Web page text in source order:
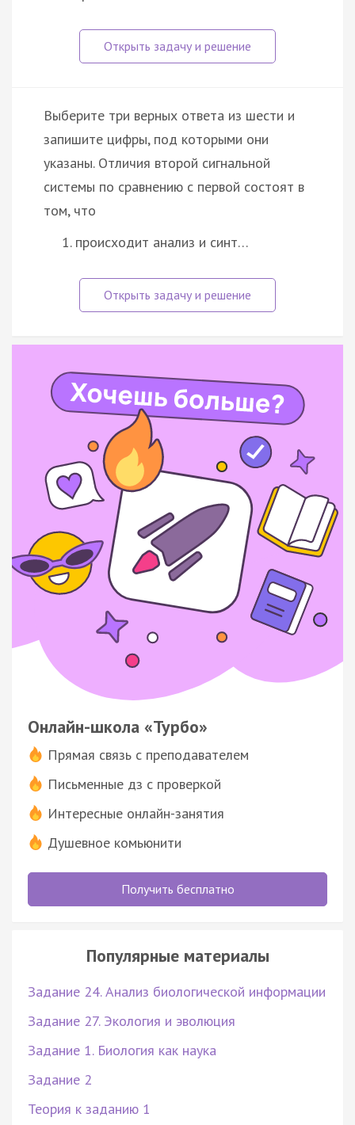
Выберите три верных ответа из шести и
запишите цифры, под которыми они
указаны. Отличия второй сигнальной
системы по сравнению с первой состоят в
том, что
происходит анализ и синт…
Онлайн-школа «Турбо»
Прямая связь с преподавателем
Письменные дз с проверкой
Интересные онлайн-занятия
Душевное комьюнити
Получить бесплатно
Популярные материалы
Задание 24. Анализ биологической информации
Задание 27. Экология и эволюция
Задание 1. Биология как наука
Задание 2
Теория к заданию 1